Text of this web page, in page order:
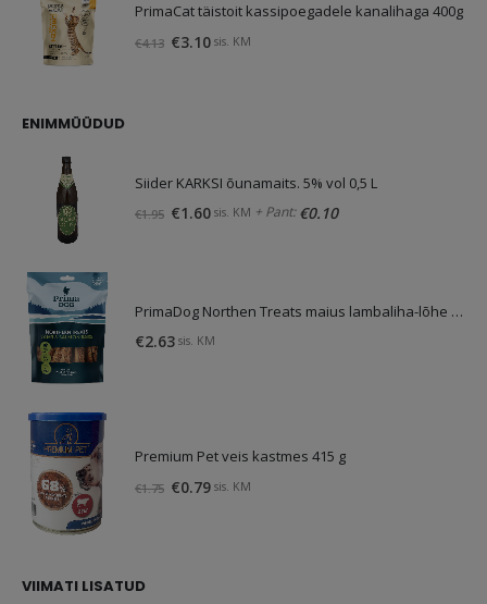
PrimaCat täistoit kassipoegadele kanalihaga 400g
€4.13 Algne
€3.10Praegune
sis. KM
ENIMMÜÜDUD
Siider KARKSI õunamaits. 5% vol 0,5 L
€1.95 Algne
€1.60Praegune
sis. KM + Pant:€0.10
PrimaDog Northen Treats maius lambaliha-lõhe 80g
€2.63 sis. KM
Premium Pet veis kastmes 415 g
€1.75 Algne
€0.79Praegune
sis. KM
VIIMATI LISATUD